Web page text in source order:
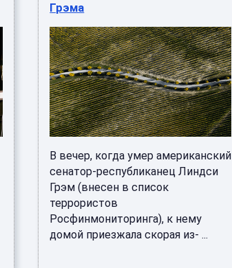
Грэма
В вечер, когда умер американский
сенатор-республиканец Линдси
Грэм (внесен в список
террористов
Росфинмониторинга), к нему
домой приезжала скорая из- ...